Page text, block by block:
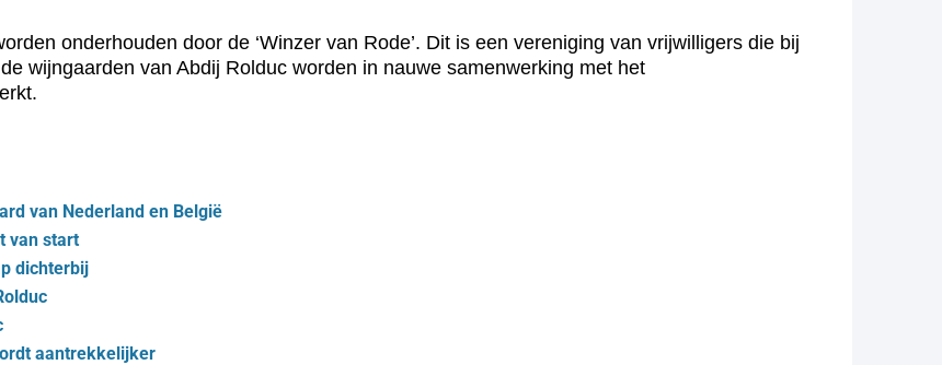
onderhouden door de ‘Winzer van Rode’. Dit is een vereniging van vrijwilligers die bij
wijngaarden van Abdij Rolduc worden in nauwe samenwerking met het
van Nederland en België
van start
dichterbij
aantrekkelijker